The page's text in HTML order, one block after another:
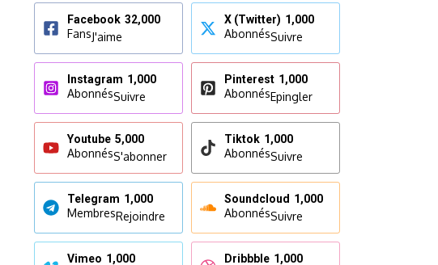
Facebook 32,000
FansJ'aime
X (Twitter) 1,000
AbonnésSuivre
Instagram 1,000
AbonnésSuivre
Pinterest 1,000
AbonnésEpingler
Youtube 5,000
AbonnésS'abonner
Tiktok 1,000
AbonnésSuivre
Telegram 1,000
MembresRejoindre
Soundcloud 1,000
AbonnésSuivre
Vimeo 1,000 Dribbble 1,000